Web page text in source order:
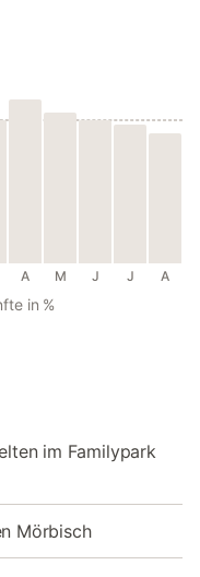
A M J J A
in %
im Familypark
Mörbisch